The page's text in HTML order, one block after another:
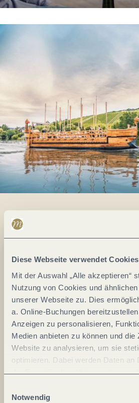
Diese Webseite verwendet Cookies
Mit der Auswahl „Alle akzeptieren“
Nutzung von Cookies und
unserer Webseite zu. Dies
a. Online-Buchungen
Anzeigen zu personalisieren,
Medien anbieten zu können und die
Website zu analysieren, um sie
optimieren. Dabei werden Daten an
der Europäischen Union
jederzeit widerrufen werden. Mit der
Notwendig
Alles im
Mosel im Abo: Mit
Ihre
E-
Mail-
Adresse:
*
Ich erkläre mich mit der